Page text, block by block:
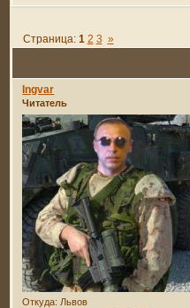
Страница: 1 2 3 »
Ingvar
Читатель
Откуда: Львов